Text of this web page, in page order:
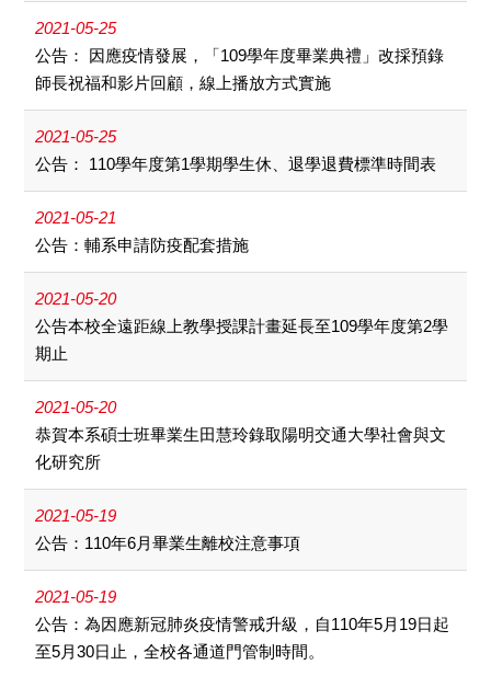
2021-05-25
公告： 因應疫情發展，「109學年度畢業典禮」改採預錄
師長祝福和影片回顧，線上播放方式實施
2021-05-25
公告： 110學年度第1學期學生休、退學退費標準時間表
2021-05-21
公告：輔系申請防疫配套措施
2021-05-20
公告本校全遠距線上教學授課計畫延長至109學年度第2學
期止
2021-05-20
恭賀本系碩士班畢業生田慧玲錄取陽明交通大學社會與文
化研究所
2021-05-19
公告：110年6月畢業生離校注意事項
2021-05-19
公告：為因應新冠肺炎疫情警戒升級，自110年5月19日起
至5月30日止，全校各通道門管制時間。